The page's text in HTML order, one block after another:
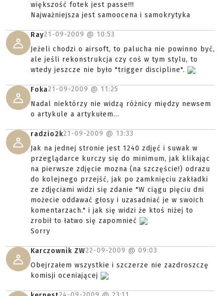
większość fotek jest passe!!!
Najważniejsza jest samoocena i samokrytyka
Ray21-09-2009 @ 10:53
Jeżeli chodzi o airsoft, to palucha nie powinno być,
ale jeśli rekonstrukcja czy coś w tym stylu, to
wtedy jeszcze nie było "trigger discipline".
Foka21-09-2009 @ 11:25
Nadal niektórzy nie widzą różnicy między newsem
o artykule a artykułem...
radzio2k21-09-2009 @ 13:33
Jak na jednej stronie jest 1240 zdjęć i suwak w
przeglądarce kurczy się do minimum, jak klikając
na pierwsze zdjęcie mozna (na szczęście!) odrazu
do kolejnego przejść, jak po zamknięciu zakładki
ze zdjęciami widzi się zdanie "W ciągu pięciu dni
możecie oddawać głosy i uzasadniać je w swoich
komentarzach." i jak się widzi że ktoś niżej to
zrobił to łatwo się zapomnieć
Sorry
Karczownik ZW22-09-2009 @ 09:03
Obejrzałem wszystkie i szczerze nie zazdroszczę
komisji oceniającej